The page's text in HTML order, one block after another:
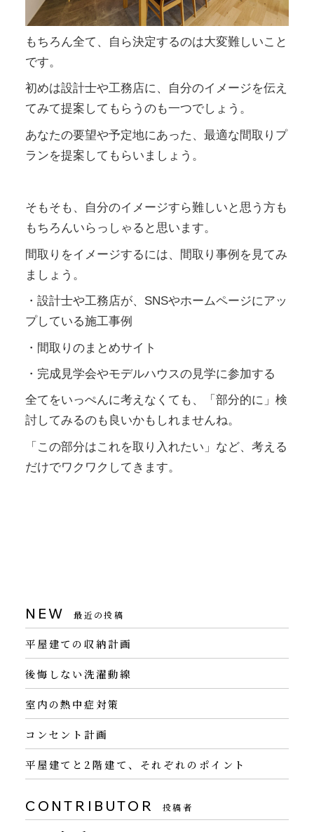
もちろん全て、自ら決定するのは大変難しいこと
です。
初めは設計士や工務店に、自分のイメージを伝え
てみて提案してもらうのも一つでしょう。
あなたの要望や予定地にあった、最適な間取りプ
ランを提案してもらいましょう。
そもそも、自分のイメージすら難しいと思う方も
もちろんいらっしゃると思います。
間取りをイメージするには、間取り事例を見てみ
ましょう。
・設計士や工務店が、SNSやホームページにアッ
プしている施工事例
・間取りのまとめサイト
・完成見学会やモデルハウスの見学に参加する
全てをいっぺんに考えなくても、「部分的に」検
討してみるのも良いかもしれませんね。
「この部分はこれを取り入れたい」など、考える
だけでワクワクしてきます。
NEW 最近の投稿
平屋建ての収納計画
後悔しない洗濯動線
室内の熱中症対策
コンセント計画
平屋建てと2階建て、それぞれのポイント
CONTRIBUTOR 投稿者